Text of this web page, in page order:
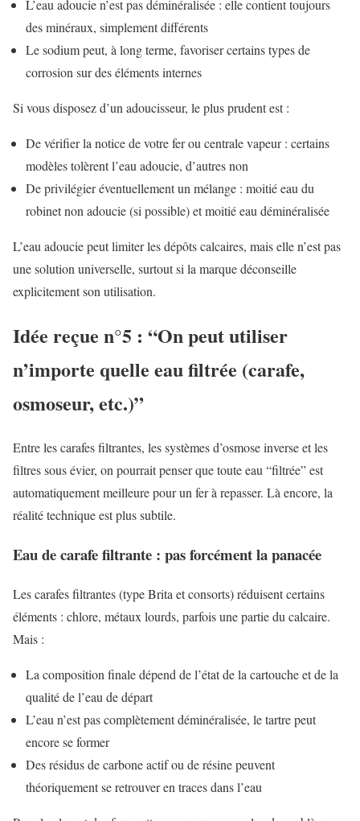
L’eau adoucie n’est pas déminéralisée : elle contient toujours
des minéraux, simplement différents
Le sodium peut, à long terme, favoriser certains types de
corrosion sur des éléments internes
Si vous disposez d’un adoucisseur, le plus prudent est :
De vérifier la notice de votre fer ou centrale vapeur : certains
modèles tolèrent l’eau adoucie, d’autres non
De privilégier éventuellement un mélange : moitié eau du
robinet non adoucie (si possible) et moitié eau déminéralisée
L’eau adoucie peut limiter les dépôts calcaires, mais elle n’est pas
une solution universelle, surtout si la marque déconseille
explicitement son utilisation.
Idée reçue n°5 : “On peut utiliser
n’importe quelle eau filtrée (carafe,
osmoseur, etc.)”
Entre les carafes filtrantes, les systèmes d’osmose inverse et les
filtres sous évier, on pourrait penser que toute eau “filtrée” est
automatiquement meilleure pour un fer à repasser. Là encore, la
réalité technique est plus subtile.
Eau de carafe filtrante : pas forcément la panacée
Les carafes filtrantes (type Brita et consorts) réduisent certains
éléments : chlore, métaux lourds, parfois une partie du calcaire.
Mais :
La composition finale dépend de l’état de la cartouche et de la
qualité de l’eau de départ
L’eau n’est pas complètement déminéralisée, le tartre peut
encore se former
Des résidus de carbone actif ou de résine peuvent
théoriquement se retrouver en traces dans l’eau